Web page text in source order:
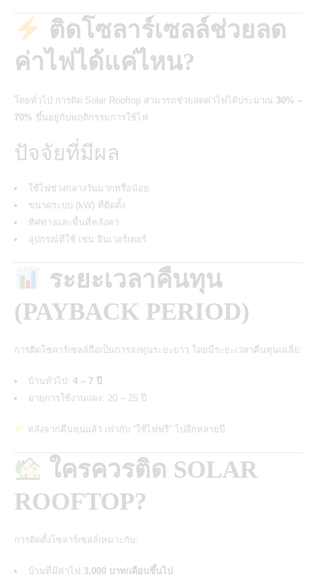
ติดโซลาร์เซลล์ช่วยลด
ค่าไฟได้แค่ไหน?
โดยทั่วไป การติด Solar Rooftop สามารถช่วยลดค่าไฟได้ประมาณ 30% –
70% ขึ้นอยู่กับพฤติกรรมการใช้ไฟ
ปัจจัยที่มีผล
ใช้ไฟช่วงกลางวันมากหรือน้อย
ขนาดระบบ (kW) ที่ติดตั้ง
ทิศทางและพื้นที่หลังคา
อุปกรณ์ที่ใช้ เช่น อินเวอร์เตอร์
ระยะเวลาคืนทุน
(PAYBACK PERIOD)
การติดโซลาร์เซลล์ถือเป็นการลงทุนระยะยาว โดยมีระยะเวลาคืนทุนเฉลี่ย:
บ้านทั่วไป: 4 – 7 ปี
อายุการใช้งานแผง: 20 – 25 ปี
หลังจากคืนทุนแล้ว เท่ากับ “ใช้ไฟฟรี” ไปอีกหลายปี
ใครควรติด SOLAR
ROOFTOP?
การติดตั้งโซลาร์เซลล์เหมาะกับ:
บ้านที่มีค่าไฟ 3,000 บาท/เดือนขึ้นไป